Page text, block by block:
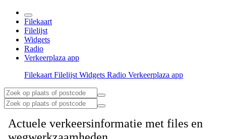
Filekaart
Filelijst
Widgets
Radio
Verkeerplaza app
Filekaart Filelijst Widgets Radio Verkeerplaza app
Actuele verkeersinformatie met files en